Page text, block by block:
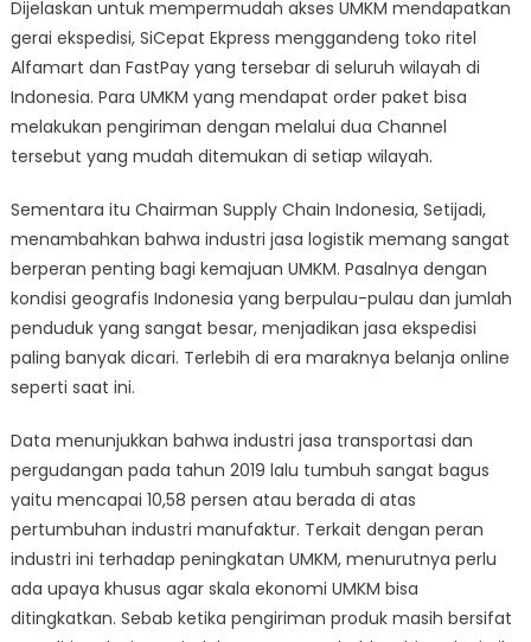
Dijelaskan untuk mempermudah akses UMKM mendapatkan
gerai ekspedisi, SiCepat Ekpress menggandeng toko ritel
Alfamart dan FastPay yang tersebar di seluruh wilayah di
Indonesia. Para UMKM yang mendapat order paket bisa
melakukan pengiriman dengan melalui dua Channel
tersebut yang mudah ditemukan di setiap wilayah.
Sementara itu Chairman Supply Chain Indonesia, Setijadi,
menambahkan bahwa industri jasa logistik memang sangat
berperan penting bagi kemajuan UMKM. Pasalnya dengan
kondisi geografis Indonesia yang berpulau-pulau dan jumlah
penduduk yang sangat besar, menjadikan jasa ekspedisi
paling banyak dicari. Terlebih di era maraknya belanja online
seperti saat ini.
Data menunjukkan bahwa industri jasa transportasi dan
pergudangan pada tahun 2019 lalu tumbuh sangat bagus
yaitu mencapai 10,58 persen atau berada di atas
pertumbuhan industri manufaktur. Terkait dengan peran
industri ini terhadap peningkatan UMKM, menurutnya perlu
ada upaya khusus agar skala ekonomi UMKM bisa
ditingkatkan. Sebab ketika pengiriman produk masih bersifat